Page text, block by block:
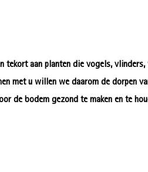
tekort aan planten die vogels,
met u willen we daarom de dorpen
de bodem gezond te maken en te